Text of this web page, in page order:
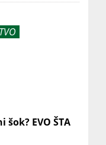
EVO ŠTA